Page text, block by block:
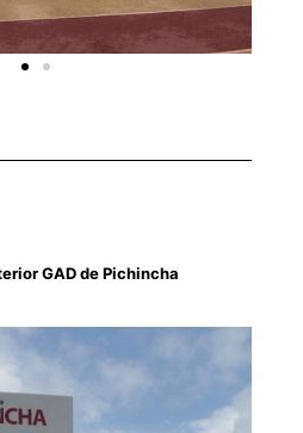
GAD de Pichincha